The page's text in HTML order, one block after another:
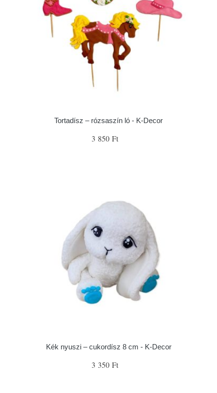
Tortadísz – rózsaszín ló - K-Decor
3 850 Ft
Kék nyuszi – cukordísz 8 cm - K-Decor
3 350 Ft